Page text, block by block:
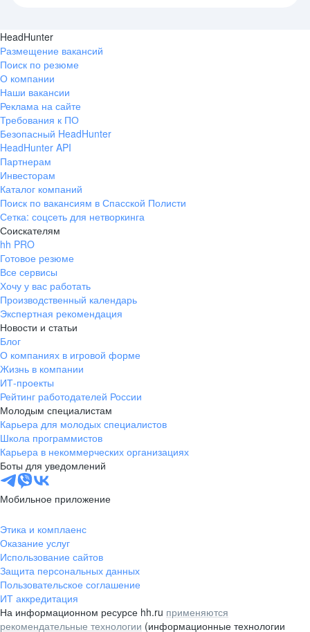
HeadHunter
Размещение вакансий
Поиск по резюме
О компании
Наши вакансии
Реклама на сайте
Требования к ПО
Безопасный HeadHunter
HeadHunter API
Партнерам
Инвесторам
Каталог компаний
Поиск по вакансиям в Спасской Полисти
Сетка: соцсеть для нетворкинга
Соискателям
hh PRO
Готовое резюме
Все сервисы
Хочу у вас работать
Производственный календарь
Экспертная рекомендация
Новости и статьи
Блог
О компаниях в игровой форме
Жизнь в компании
ИТ-проекты
Рейтинг работодателей России
Молодым специалистам
Карьера для молодых специалистов
Школа программистов
Карьера в некоммерческих организациях
Боты для уведомлений
Мобильное приложение
Этика и комплаенс
Оказание услуг
Использование сайтов
Защита персональных данных
Пользовательское соглашение
ИТ аккредитация
На информационном ресурсе hh.ru применяются
рекомендательные технологии (информационные технологии